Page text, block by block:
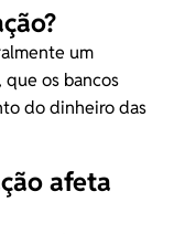
um
os bancos
do dinheiro das
afeta